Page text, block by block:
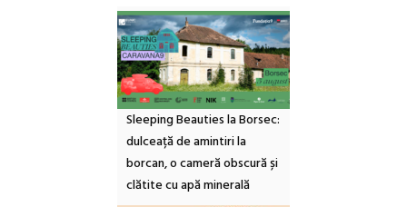
Sleeping Beauties la Borsec:
dulceață de amintiri la
borcan, o cameră obscură și
clătite cu apă minerală